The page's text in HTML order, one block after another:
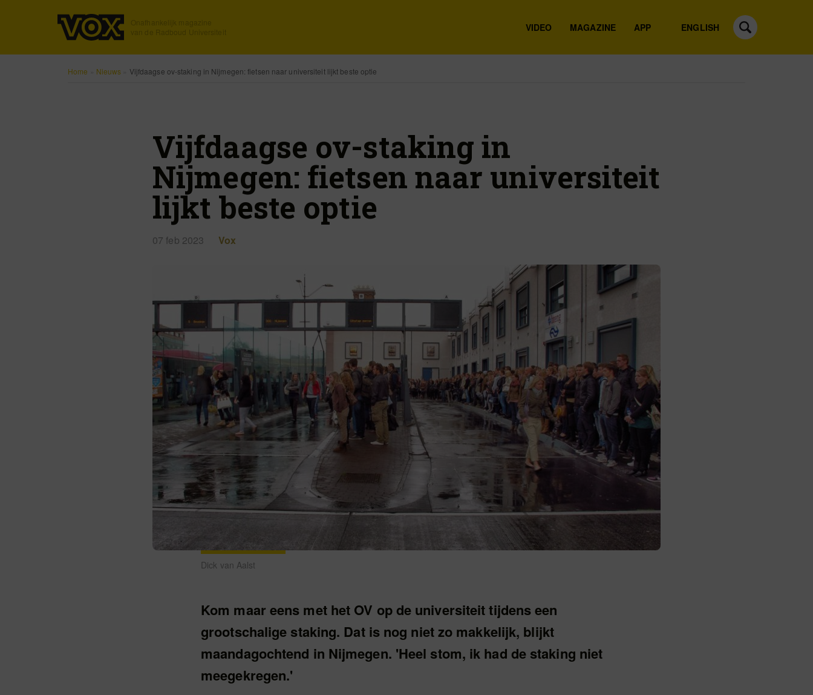
ENGLISH
VIDEO MAGAZINE APP
Home Nieuws Vijfdaagse ov-staking in Nijmegen: fietsen naar universiteit lijkt beste optie
Vijfdaagse ov-staking in
Nijmegen: fietsen naar universiteit
lijkt beste optie
07 feb 2023 Vox
Dick van Aalst
Kom maar eens met het OV op de universiteit tijdens een
grootschalige staking. Dat is nog niet zo makkelijk, blijkt
maandagochtend in Nijmegen. 'Heel stom, ik had de staking niet
meegekregen.'